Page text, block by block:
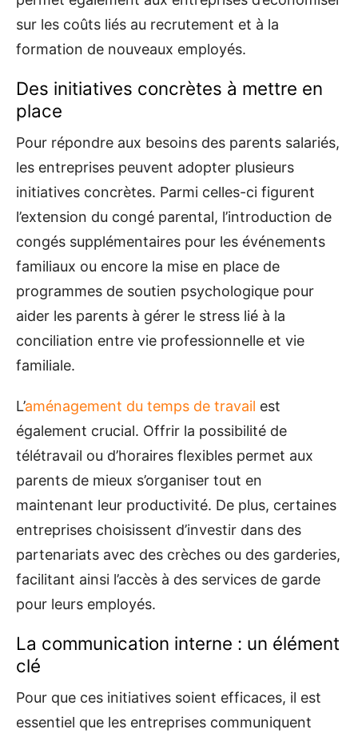
sur les coûts liés au recrutement et à la
formation de nouveaux employés.
Des initiatives concrètes à mettre en
place
Pour répondre aux besoins des parents salariés,
les entreprises peuvent adopter plusieurs
initiatives concrètes. Parmi celles-ci figurent
l’extension du congé parental, l’introduction de
congés supplémentaires pour les événements
familiaux ou encore la mise en place de
programmes de soutien psychologique pour
aider les parents à gérer le stress lié à la
conciliation entre vie professionnelle et vie
familiale.
L’aménagement du temps de travail est
également crucial. Offrir la possibilité de
télétravail ou d’horaires flexibles permet aux
parents de mieux s’organiser tout en
maintenant leur productivité. De plus, certaines
entreprises choisissent d’investir dans des
partenariats avec des crèches ou des garderies,
facilitant ainsi l’accès à des services de garde
pour leurs employés.
La communication interne : un élément
clé
Pour que ces initiatives soient efficaces, il est
essentiel que les entreprises communiquent